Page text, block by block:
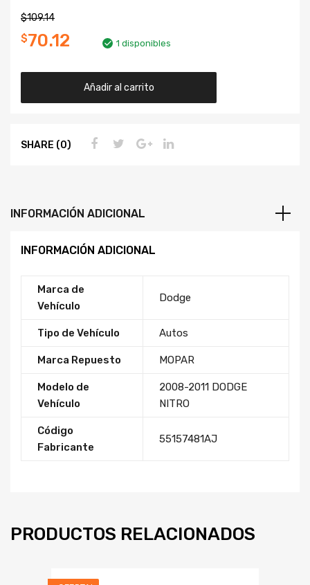
$109.14
$70.12 1 disponibles
Añadir al carrito
SHARE (0)
INFORMACIÓN ADICIONAL
INFORMACIÓN ADICIONAL
Marca de
Vehículo
Dodge
Tipo de Vehículo Autos
Marca Repuesto MOPAR
Modelo de
Vehículo
2008-2011 DODGE
NITRO
Código
Fabricante
55157481AJ
PRODUCTOS RELACIONADOS